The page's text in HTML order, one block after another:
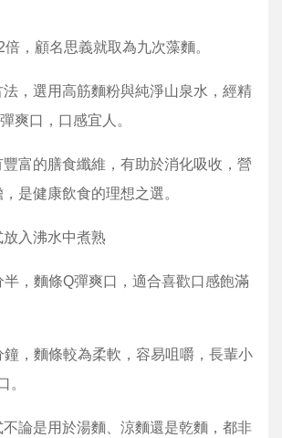
，顧名思義就取為九次藻麵。
，選用高筋麵粉與純淨山泉水，經精
爽口，口感宜人。
富的膳食纖維，有助於消化吸收，營
是健康飲食的理想之選。
入沸水中煮熟
半，麵條Q彈爽口，適合喜歡口感飽滿
鐘，麵條較為柔軟，容易咀嚼，長輩小
。
論是用於湯麵、涼麵還是乾麵，都非